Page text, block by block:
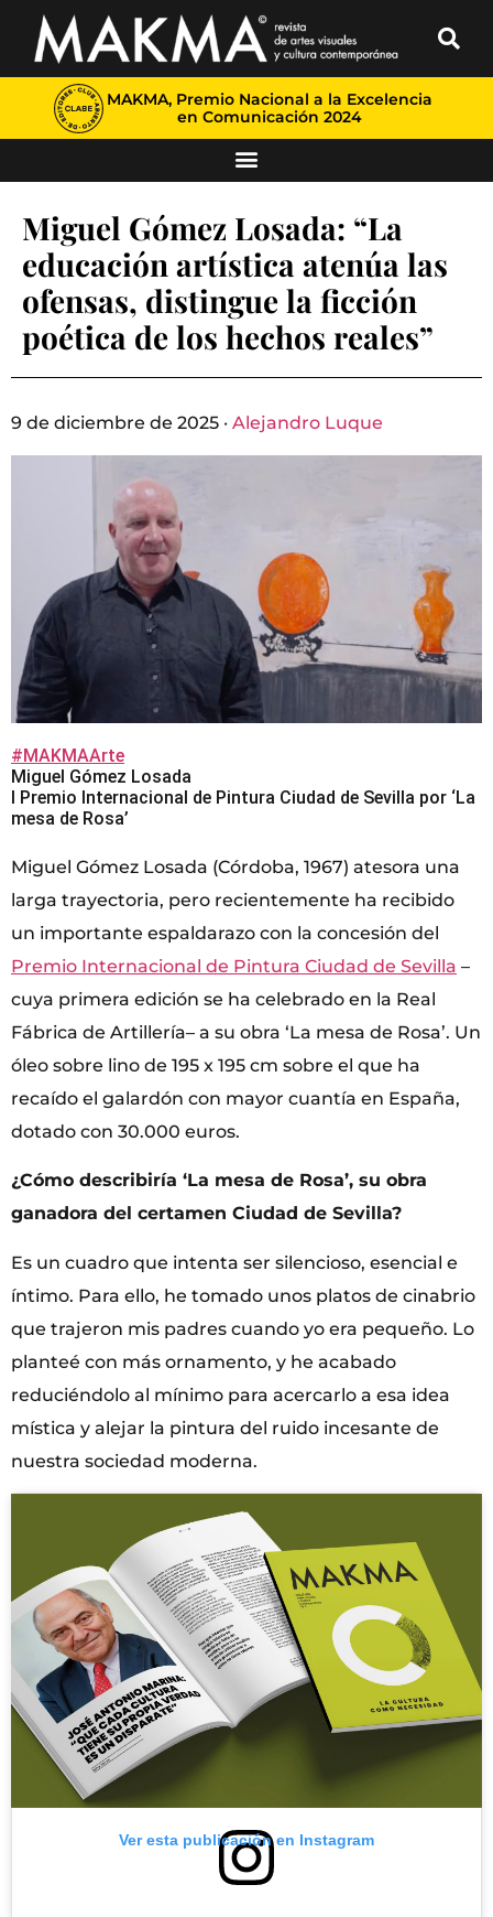
MAKMA, Premio Nacional a la Excelencia
en Comunicación 2024
Miguel Gómez Losada: “La
educación artística atenúa las
ofensas, distingue la ficción
poética de los hechos reales”
9 de diciembre de 2025 · Alejandro Luque
#MAKMAArte
Miguel Gómez Losada
I Premio Internacional de Pintura Ciudad de Sevilla por ‘La
mesa de Rosa’
Miguel Gómez Losada (Córdoba, 1967) atesora una
larga trayectoria, pero recientemente ha recibido
un importante espaldarazo con la concesión del
Premio Internacional de Pintura Ciudad de Sevilla –
cuya primera edición se ha celebrado en la Real
Fábrica de Artillería– a su obra ‘La mesa de Rosa’. Un
óleo sobre lino de 195 x 195 cm sobre el que ha
recaído el galardón con mayor cuantía en España,
dotado con 30.000 euros.
¿Cómo describiría ‘La mesa de Rosa’, su obra
ganadora del certamen Ciudad de Sevilla?
Es un cuadro que intenta ser silencioso, esencial e
íntimo. Para ello, he tomado unos platos de cinabrio
que trajeron mis padres cuando yo era pequeño. Lo
planteé con más ornamento, y he acabado
reduciéndolo al mínimo para acercarlo a esa idea
mística y alejar la pintura del ruido incesante de
nuestra sociedad moderna.
Ver esta publicación en Instagram